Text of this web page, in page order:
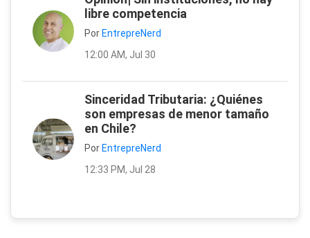
libre competencia
Por EntrepreNerd
12:00 AM, Jul 30
Sinceridad Tributaria: ¿Quiénes
son empresas de menor tamaño
en Chile?
Por EntrepreNerd
12:33 PM, Jul 28